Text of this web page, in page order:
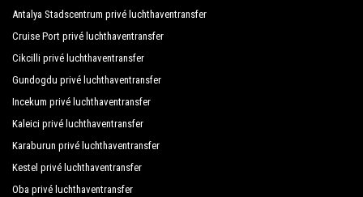
Club Gunes Garden
Club Paradiso Hotel
Club Sidar Hotel
Copenhagen Hotel
Diamond Hill Resort Hotel
Antalya Stadscentrum privé luchthaventransfer
Cruise Port privé luchthaventransfer
Cikcilli privé luchthaventransfer
Gundogdu privé luchthaventransfer
Incekum privé luchthaventransfer
Kaleici privé luchthaventransfer
Karaburun privé luchthaventransfer
Kestel privé luchthaventransfer
Oba privé luchthaventransfer